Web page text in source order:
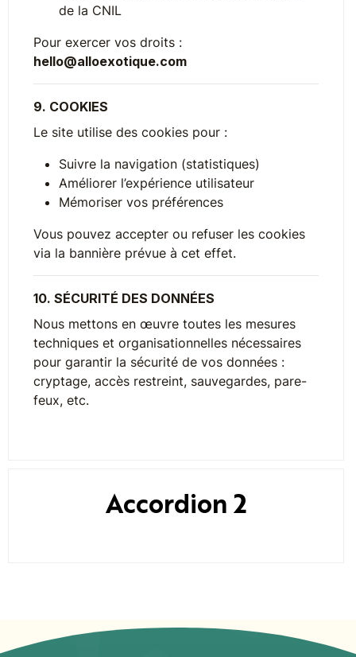
de la CNIL
Pour exercer vos droits :
hello@alloexotique.com
9. COOKIES
Le site utilise des cookies pour :
Suivre la navigation (statistiques)
Améliorer l’expérience utilisateur
Mémoriser vos préférences
Vous pouvez accepter ou refuser les cookies
via la bannière prévue à cet effet.
10. SÉCURITÉ DES DONNÉES
Nous mettons en œuvre toutes les mesures
techniques et organisationnelles nécessaires
pour garantir la sécurité de vos données :
cryptage, accès restreint, sauvegardes, pare-
feux, etc.
Accordion 2